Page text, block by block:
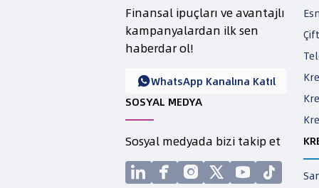
Finansal ipuçları ve avantajlı
kampanyalardan ilk sen
haberdar ol!
WhatsApp Kanalına Katıl
SOSYAL MEDYA
Sosyal medyada bizi takip et

    